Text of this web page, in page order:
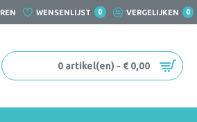
WENSENLIJST 0 VERGELIJKEN 0
0 artikel(en) - € 0,00